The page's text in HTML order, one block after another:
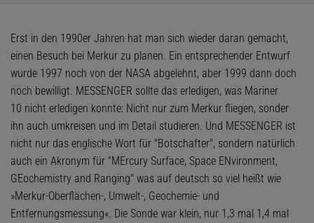
Erst in den 1990er Jahren hat man sich wieder daran gemacht,
einen Besuch bei Merkur zu planen. Ein entsprechender Entwurf
wurde 1997 noch von der NASA abgelehnt, aber 1999 dann doch
noch bewilligt. MESSENGER sollte das erledigen, was Mariner
10 nicht erledigen konnte: Nicht nur zum Merkur fliegen, sonder
ihn auch umkreisen und im Detail studieren. Und MESSENGER ist
nicht nur das englische Wort für "Botschafter", sondern natürlich
auch ein Akronym für "MErcury Surface, Space ENvironment,
GEochemistry and Ranging" was auf deutsch so viel heißt wie
»Merkur-Oberflächen-, Umwelt-, Geochemie- und
Entfernungsmessung«. Die Sonde war klein, nur 1,3 mal 1,4 mal